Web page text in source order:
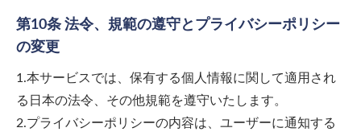
第10条 法令、規範の遵守とプライバシーポリシー
の変更
1.本サービスでは、保有する個人情報に関して適用され
る日本の法令、その他規範を遵守いたします。
2.プライバシーポリシーの内容は、ユーザーに通知する